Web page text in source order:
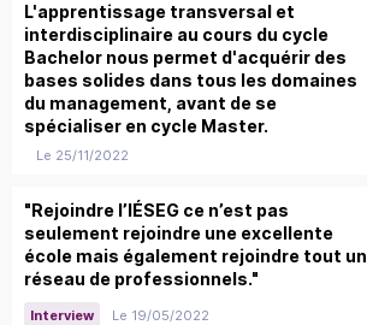
L'apprentissage transversal et
interdisciplinaire au cours du cycle
Bachelor nous permet d'acquérir des
bases solides dans tous les domaines
du management, avant de se
spécialiser en cycle Master.
Le 25/11/2022
"Rejoindre l’IÉSEG ce n’est pas
seulement rejoindre une excellente
école mais également rejoindre tout un
réseau de professionnels."
Interview Le 19/05/2022